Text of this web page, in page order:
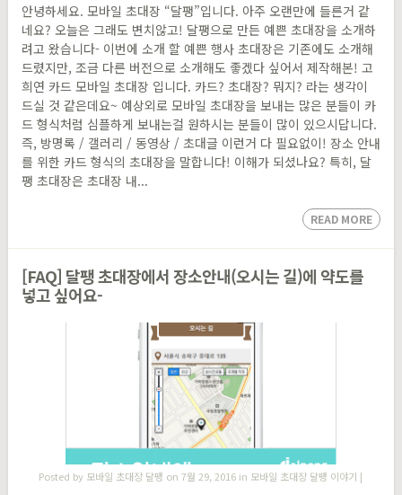
안녕하세요. 모바일 초대장 “달팽”입니다. 아주 오랜만에 들른거 같
네요? 오늘은 그래도 변치않고! 달팽으로 만든 예쁜 초대장을 소개하
려고 왔습니다- 이번에 소개 할 예쁜 행사 초대장은 기존에도 소개해
드렸지만, 조금 다른 버전으로 소개해도 좋겠다 싶어서 제작해본! 고
희연 카드 모바일 초대장 입니다. 카드? 초대장? 뭐지? 라는 생각이
드실 것 같은데요~ 예상외로 모바일 초대장을 보내는 많은 분들이 카
드 형식처럼 심플하게 보내는걸 원하시는 분들이 많이 있으시답니다.
즉, 방명록 / 갤러리 / 동영상 / 초대글 이런거 다 필요없이! 장소 안내
를 위한 카드 형식의 초대장을 말합니다! 이해가 되셨나요? 특히, 달
팽 초대장은 초대장 내...
READ MORE
[FAQ] 달팽 초대장에서 장소안내(오시는 길)에 약도를
넣고 싶어요-
Posted by 모바일 초대장 달팽 on 7월 29, 2016 in 모바일 초대장 달팽 이야기 |